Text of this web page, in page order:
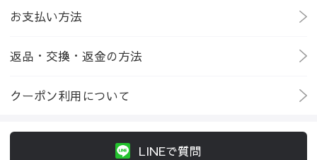
お支払い方法
返品・交換・返金の方法
クーポン利用について
LINEで質問